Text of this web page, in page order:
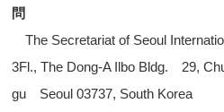
問
The Secretariat of Seoul
3Fl., The Dong-A Ilbo Bldg. 29,
gu Seoul 03737, South Korea